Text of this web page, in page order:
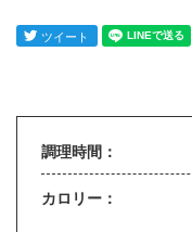
調理時間：
カロリー：